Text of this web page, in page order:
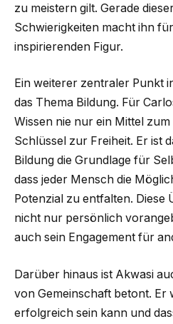
zu meistern gilt. Gerade
Schwierigkeiten macht ihn
inspirierenden Figur.
Ein weiterer zentraler Punkt
das Thema Bildung. Für
Wissen nie nur ein Mittel
Schlüssel zur Freiheit. Er ist
Bildung die Grundlage für
dass jeder Mensch die
Potenzial zu entfalten. Diese
nicht nur persönlich
auch sein Engagement für
Darüber hinaus ist Akwasi
von Gemeinschaft betont. Er
erfolgreich sein kann und